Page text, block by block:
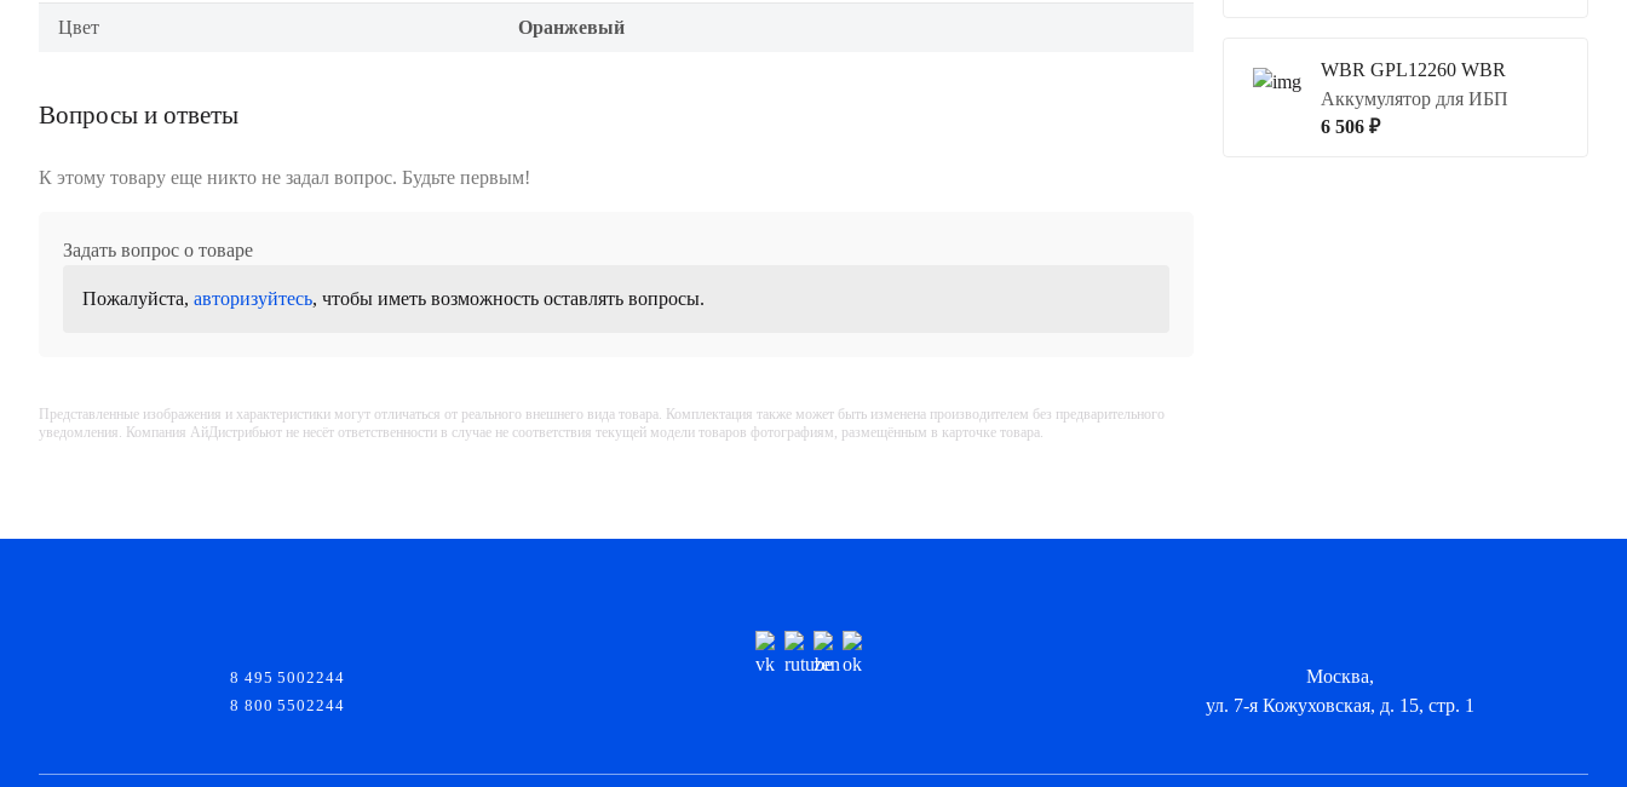
Цвет Оранжевый
Вопросы и ответы
К этому товару еще никто не задал вопрос. Будьте первым!
Задать вопрос о товаре
Пожалуйста, авторизуйтесь, чтобы иметь возможность оставлять вопросы.
Представленные изображения и характеристики могут отличаться от реального внешнего вида товара. Комплектация также может быть изменена производителем без предварительного
уведомления. Компания АйДистрибьют не несёт ответственности в случае не соответствия текущей модели товаров фотографиям, размещённым в карточке товара.
WBR GPL12260 WBR
Аккумулятор для ИБП
6 506 ₽
8 495 5002244
8 800 5502244
Москва,
ул. 7-я Кожуховская, д. 15, стр. 1